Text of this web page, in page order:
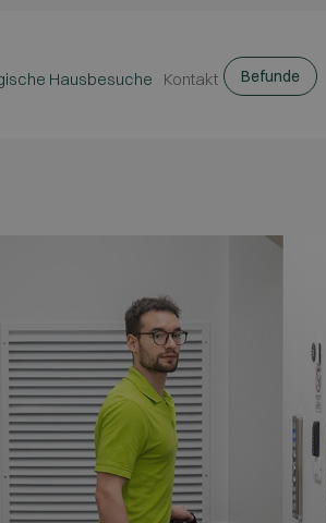
Hausbesuche Kontakt Befunde